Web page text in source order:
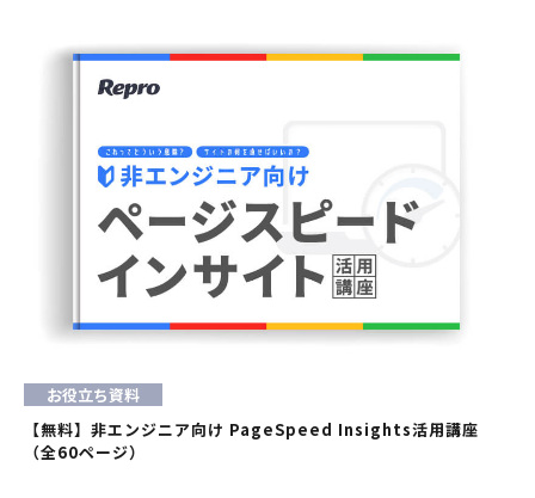
お役立ち資料
【無料】非エンジニア向け PageSpeed Insights活用講座
（全60ページ）